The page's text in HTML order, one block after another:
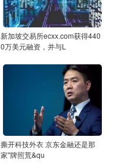
新加坡交易所ecxx.com获得440
0万美元融资，并与L
撕开科技外衣 京东金融还是那
家"牌照荒&qu